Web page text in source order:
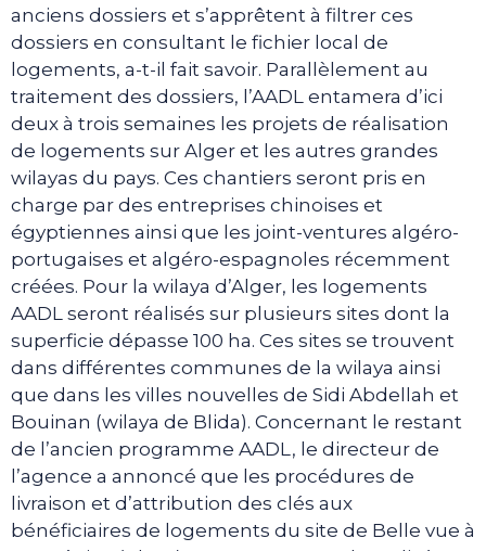
anciens dossiers et s’apprêtent à filtrer ces
dossiers en consultant le fichier local de
logements, a-t-il fait savoir. Parallèlement au
traitement des dossiers, l’AADL entamera d’ici
deux à trois semaines les projets de réalisation
de logements sur Alger et les autres grandes
wilayas du pays. Ces chantiers seront pris en
charge par des entreprises chinoises et
égyptiennes ainsi que les joint-ventures algéro-
portugaises et algéro-espagnoles récemment
créées. Pour la wilaya d’Alger, les logements
AADL seront réalisés sur plusieurs sites dont la
superficie dépasse 100 ha. Ces sites se trouvent
dans différentes communes de la wilaya ainsi
que dans les villes nouvelles de Sidi Abdellah et
Bouinan (wilaya de Blida). Concernant le restant
de l’ancien programme AADL, le directeur de
l’agence a annoncé que les procédures de
livraison et d’attribution des clés aux
bénéficiaires de logements du site de Belle vue à